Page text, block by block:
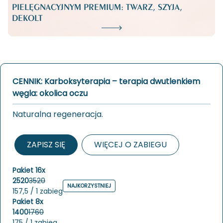
PIELĘGNACYJNYM PREMIUM: TWARZ, SZYJA,
DEKOLT
CENNIK: Karboksyterapia – terapia dwutlenkiem
węgla: okolica oczu
Na­tu­ral­na re­ge­ne­ra­cja.
ZAPISZ SIĘ WIĘCEJ O ZABIEGU
Pakiet 16x
25203520
157,5 / 1 zabieg
NAJKORZYSTNIEJ
Pakiet 8x
14001760